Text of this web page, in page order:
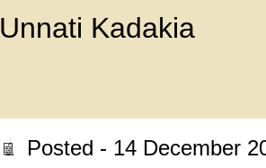
Unnati Kadakia
Posted - 14 December